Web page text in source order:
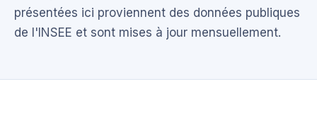
présentées ici proviennent des données publiques
de l'INSEE et sont mises à jour mensuellement.